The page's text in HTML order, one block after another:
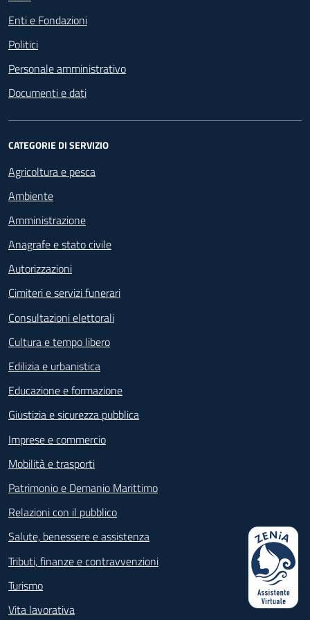
Enti e Fondazioni
Politici
Personale amministrativo
Documenti e dati
CATEGORIE DI SERVIZIO
Agricoltura e pesca
Ambiente
Amministrazione
Anagrafe e stato civile
Autorizzazioni
Cimiteri e servizi funerari
Consultazioni elettorali
Cultura e tempo libero
Edilizia e urbanistica
Educazione e formazione
Giustizia e sicurezza pubblica
Imprese e commercio
Mobilità e trasporti
Patrimonio e Demanio Marittimo
Relazioni con il pubblico
Salute, benessere e assistenza
Tributi, finanze e contravvenzioni
Turismo
Vita lavorativa